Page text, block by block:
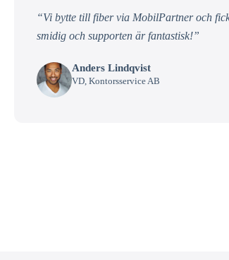
“Vi bytte till fiber via MobilPartner och
smidig och supporten är fantastisk!”
Anders Lindqvist
VD, Kontorsservice AB